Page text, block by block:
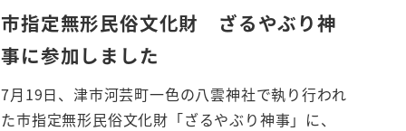
市指定無形民俗文化財 ざるやぶり神
事に参加しました
7月19日、津市河芸町一色の八雲神社で執り行われ
た市指定無形民俗文化財「ざるやぶり神事」に、